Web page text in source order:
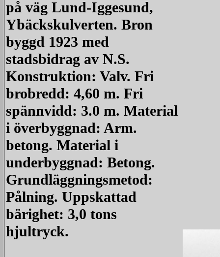
på väg Lund-Iggesund,
Ybäckskulverten. Bron
byggd 1923 med
stadsbidrag av N.S.
Konstruktion: Valv. Fri
brobredd: 4,60 m. Fri
spännvidd: 3.0 m. Material
i överbyggnad: Arm.
betong. Material i
underbyggnad: Betong.
Grundläggningsmetod:
Pålning. Uppskattad
bärighet: 3,0 tons
hjultryck.